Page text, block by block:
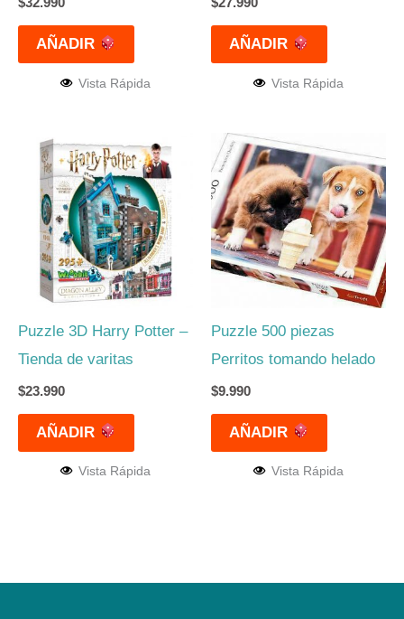
AÑADIR
Vista Rápida
AÑADIR
Vista Rápida
Puzzle 3D Harry Potter –
Tienda de varitas
$23.990
AÑADIR
Vista Rápida
Puzzle 500 piezas
Perritos tomando helado
$9.990
AÑADIR
Vista Rápida